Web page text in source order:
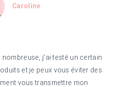
Caroline
j’ai testé un certain
et je peux vous éviter des
vous transmettre mon